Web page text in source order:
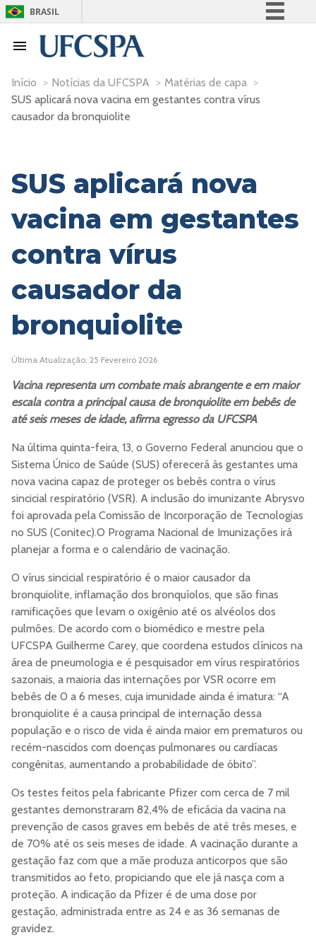
BRASIL
Participe
Acesso à informação
Início > Notícias da UFCSPA > Matérias de capa >
SUS aplicará nova vacina em gestantes contra vírus
causador da bronquiolite
SUS aplicará nova
vacina em gestantes
contra vírus
causador da
bronquiolite
Última Atualização: 25 Fevereiro 2026
Vacina representa um combate mais abrangente e em maior
escala contra a principal causa de bronquiolite em bebês de
até seis meses de idade, afirma egresso da UFCSPA
Na última quinta-feira, 13, o Governo Federal anunciou que o
Sistema Único de Saúde (SUS) oferecerá às gestantes uma
nova vacina capaz de proteger os bebês contra o vírus
sincicial respiratório (VSR). A inclusão do imunizante Abrysvo
foi aprovada pela Comissão de Incorporação de Tecnologias
no SUS (Conitec).O Programa Nacional de Imunizações irá
planejar a forma e o calendário de vacinação.
O vírus sincicial respiratório é o maior causador da
bronquiolite, inflamação dos bronquíolos, que são finas
ramificações que levam o oxigênio até os alvéolos dos
pulmões. De acordo com o biomédico e mestre pela
UFCSPA Guilherme Carey, que coordena estudos clínicos na
área de pneumologia e é pesquisador em vírus respiratórios
sazonais, a maioria das internações por VSR ocorre em
bebês de 0 a 6 meses, cuja imunidade ainda é imatura: “A
bronquiolite é a causa principal de internação dessa
população e o risco de vida é ainda maior em prematuros ou
recém-nascidos com doenças pulmonares ou cardíacas
congênitas, aumentando a probabilidade de óbito”.
Os testes feitos pela fabricante Pfizer com cerca de 7 mil
gestantes demonstraram 82,4% de eficácia da vacina na
prevenção de casos graves em bebês de até três meses, e
de 70% até os seis meses de idade. A vacinação durante a
gestação faz com que a mãe produza anticorpos que são
transmitidos ao feto, propiciando que ele já nasça com a
proteção. A indicação da Pfizer é de uma dose por
gestação, administrada entre as 24 e as 36 semanas de
gravidez.